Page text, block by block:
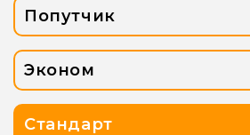
Попутчик
Эконом
Стандарт